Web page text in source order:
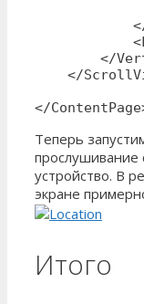
</
</
</
Теперь
устройство. В
экране
Итого